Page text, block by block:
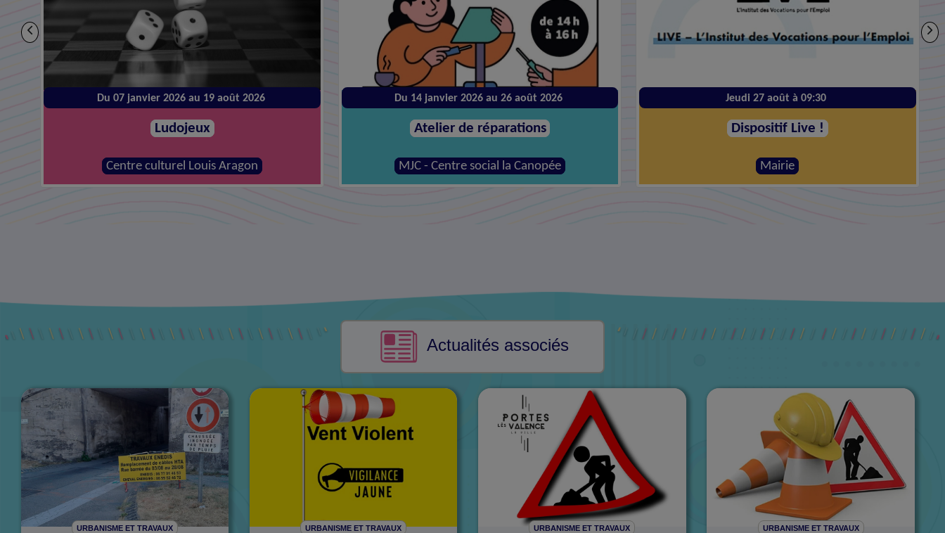
Du 14 janvier 2026 au 26 août 2026
Atelier de réparations
MJC - Centre social la Canopée
Jeudi 27 août à 09:30
Dispositif Live !
Mairie
Vendredi 28 août à 20:00
Le Plus Grand Before #10
Mairie
Actualités associés
URBANISME ET TRAVAUX URBANISME ET TRAVAUX URBANISME ET TRAVAUX URBANISME ET TRAVAUX